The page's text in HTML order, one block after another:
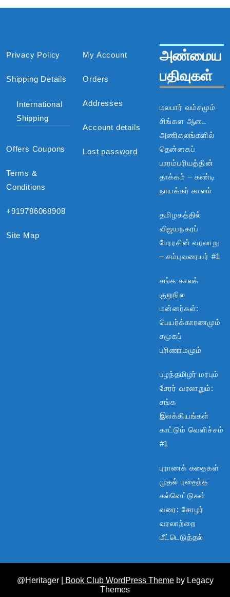
Privacy Policy
Shipping Details
International
Shipping
Offers Coupons
Terms &
Conditions
+919786068908
Site Map
My Account
Orders
Addresses
Account details
Lost password
அண்மைய
பதிவுகள்
மலபார் வம்சமும்
சிங்கள ஆடை
அணிகலங்களில்
தென்னகப்
பாரம்பரியத்தின்
தாக்கம் – கண்டி
நாயக்கர் காலம்
தமிழகத்தில்
விஜயநகரப்
பேரரசின் வரலாறு
– சம்புவரையர் #1
சங்க காலக்
குறுநில
மன்னர்கள்:
பெயர்க்காரணமும்
சமூகப்
பரிணாமமும்
பழந்தமிழர் மரபும்
சேரர் வரலாறும்:
சங்க
இலக்கியங்கள்
காட்டும் வெளிச்சம்
#1
புராணக் கதைகள்
முதல் புதைந்த
கல்வெட்டுகள்
வரை: சோழர்
வரலாற்றை
மீட்டெடுத்தல்
@Heritager | Book Club WordPress Themeby Legacy
Themes